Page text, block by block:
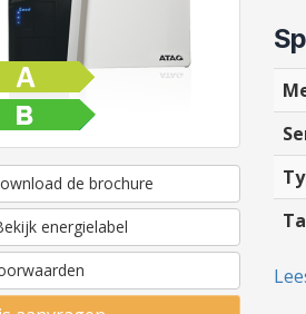
de brochure
energielabel